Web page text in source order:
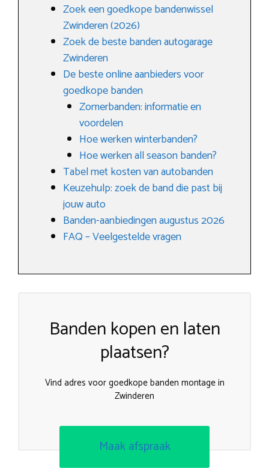
Zoek een goedkope bandenwissel
Zwinderen (2026)
Zoek de beste banden autogarage
Zwinderen
De beste online aanbieders voor
goedkope banden
Zomerbanden: informatie en
voordelen
Hoe werken winterbanden?
Hoe werken all season banden?
Tabel met kosten van autobanden
Keuzehulp: zoek de band die past bij
jouw auto
Banden-aanbiedingen augustus 2026
FAQ – Veelgestelde vragen
Banden kopen en laten
plaatsen?
Vind adres voor goedkope banden montage in
Zwinderen
Maak afspraak